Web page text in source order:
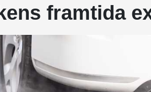
framtida